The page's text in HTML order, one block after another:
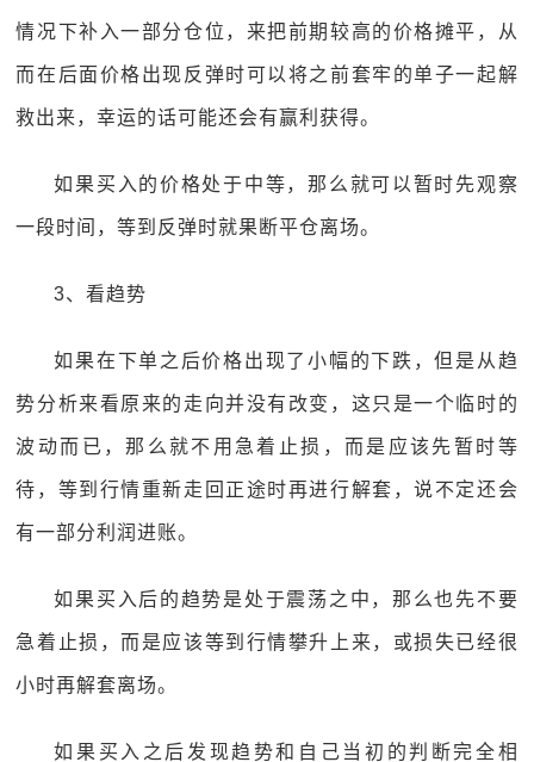
情况下补入一部分仓位，来把前期较高的价格摊平，从
而在后面价格出现反弹时可以将之前套牢的单子一起解
救出来，幸运的话可能还会有赢利获得。
如果买入的价格处于中等，那么就可以暂时先观察
一段时间，等到反弹时就果断平仓离场。
3、看趋势
如果在下单之后价格出现了小幅的下跌，但是从趋
势分析来看原来的走向并没有改变，这只是一个临时的
波动而已，那么就不用急着止损，而是应该先暂时等
待，等到行情重新走回正途时再进行解套，说不定还会
有一部分利润进账。
如果买入后的趋势是处于震荡之中，那么也先不要
急着止损，而是应该等到行情攀升上来，或损失已经很
小时再解套离场。
如果买入之后发现趋势和自己当初的判断完全相